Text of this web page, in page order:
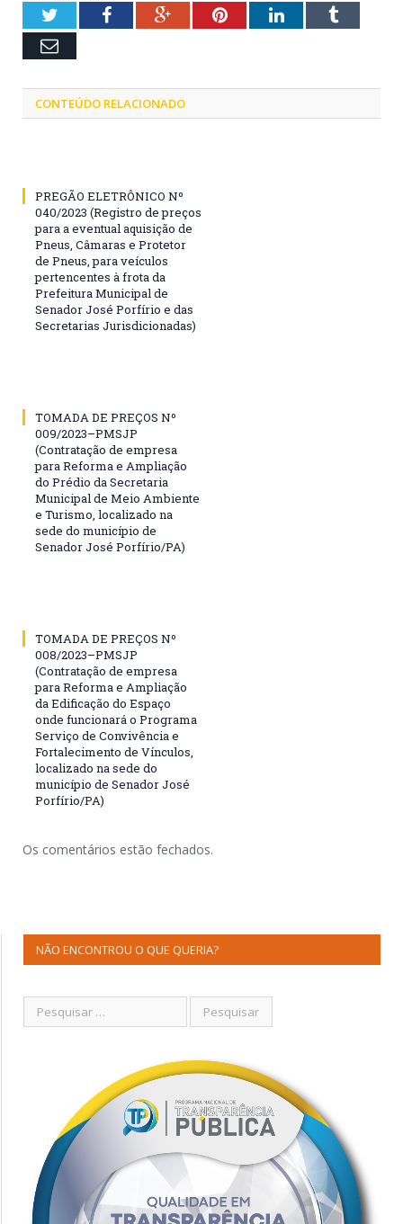
TwitterFacebookGoogle+PinterestLinkedInTumblr
Email
CONTEÚDO RELACIONADO
PREGÃO ELETRÔNICO Nº
040/2023 (Registro de preços
para a eventual aquisição de
Pneus, Câmaras e Protetor
de Pneus, para veículos
pertencentes à frota da
Prefeitura Municipal de
Senador José Porfírio e das
Secretarias Jurisdicionadas)
TOMADA DE PREÇOS Nº
009/2023–PMSJP
(Contratação de empresa
para Reforma e Ampliação
do Prédio da Secretaria
Municipal de Meio Ambiente
e Turismo, localizado na
sede do município de
Senador José Porfírio/PA)
TOMADA DE PREÇOS Nº
008/2023–PMSJP
(Contratação de empresa
para Reforma e Ampliação
da Edificação do Espaço
onde funcionará o Programa
Serviço de Convivência e
Fortalecimento de Vínculos,
localizado na sede do
município de Senador José
Porfírio/PA)
Os comentários estão fechados.
NÃO ENCONTROU O QUE QUERIA?